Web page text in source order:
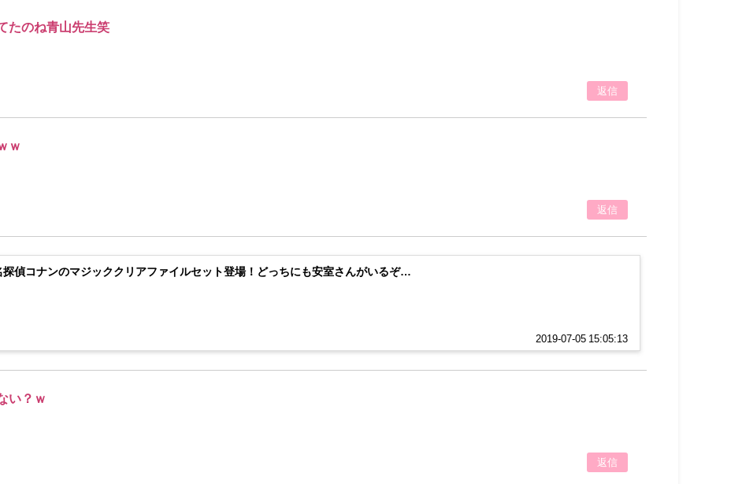
たのね青山先生笑
返信
ｗ
返信
探偵コナンのマジッククリアファイルセット登場！どっちにも安室さんがいるぞ…
2019-07-05 15:05:13
い？ｗ
返信